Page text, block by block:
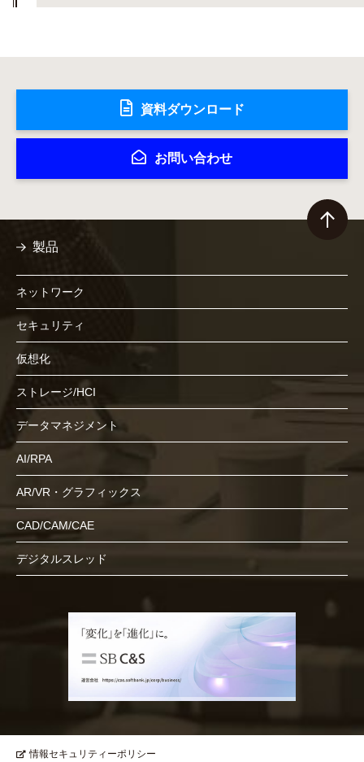
資料ダウンロード
お問い合わせ
製品
ネットワーク
セキュリティ
仮想化
ストレージ/HCI
データマネジメント
AI/RPA
AR/VR・グラフィックス
CAD/CAM/CAE
デジタルスレッド
情報セキュリティーポリシー